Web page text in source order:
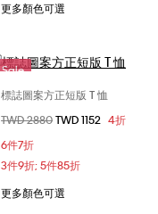
更多顏色可選
Sale
選擇您的尺
XXS
標誌圖案方正短版 T 恤
價格扣減從
TWD 2880至
TWD 1152 4折
6件7折
3件9折; 5件85折
更多顏色可選